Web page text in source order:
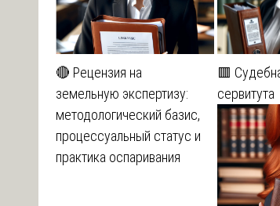
🔴 Рецензия на
земельную экспертизу:
методологический базис,
процессуальный статус и
практика оспаривания
🟥
сервитута